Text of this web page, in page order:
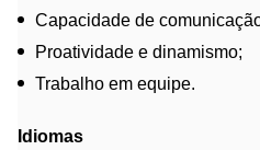
Capacidade de
Proatividade e dinamismo;
Trabalho em equipe.
Idiomas